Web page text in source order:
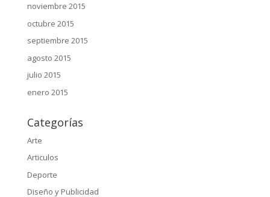
noviembre 2015
octubre 2015
septiembre 2015
agosto 2015
julio 2015
enero 2015
Categorías
Arte
Articulos
Deporte
Diseño y Publicidad